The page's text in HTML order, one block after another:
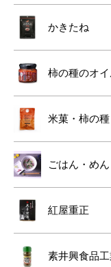
かきたね
柿の種のオ
米菓・柿の
ごはん・め
紅屋重正
素井興食品工